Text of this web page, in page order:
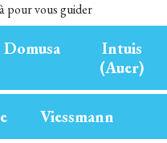
pour vous guider
Domusa
Intuis
(Auer)
Viessmann